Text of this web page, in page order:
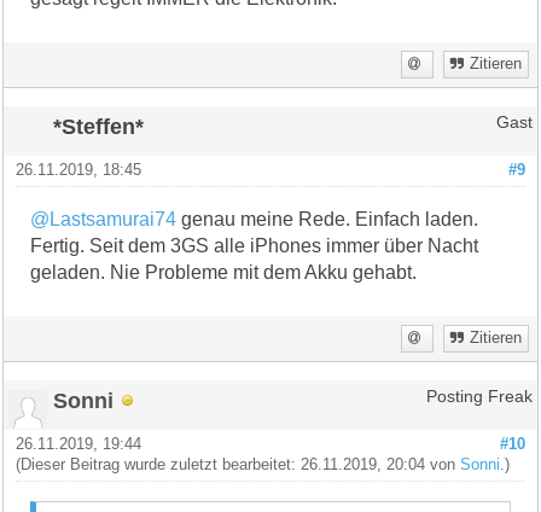
Zitieren
*Steffen* Gast
#9
26.11.2019, 18:45
@Lastsamurai74 genau meine Rede. Einfach laden.
Fertig. Seit dem 3GS alle iPhones immer über Nacht
geladen. Nie Probleme mit dem Akku gehabt.
Zitieren
Sonni Posting Freak
#10
26.11.2019, 19:44
(Dieser Beitrag wurde zuletzt bearbeitet: 26.11.2019, 20:04 vonSonni .)